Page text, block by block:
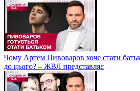
Чому Артем Пивоваров хоче стати
до цього? – ЖВЛ представляє